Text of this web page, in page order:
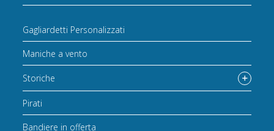
Gagliardetti Personalizzati
Maniche a vento
Storiche
Pirati
Bandiere in offerta